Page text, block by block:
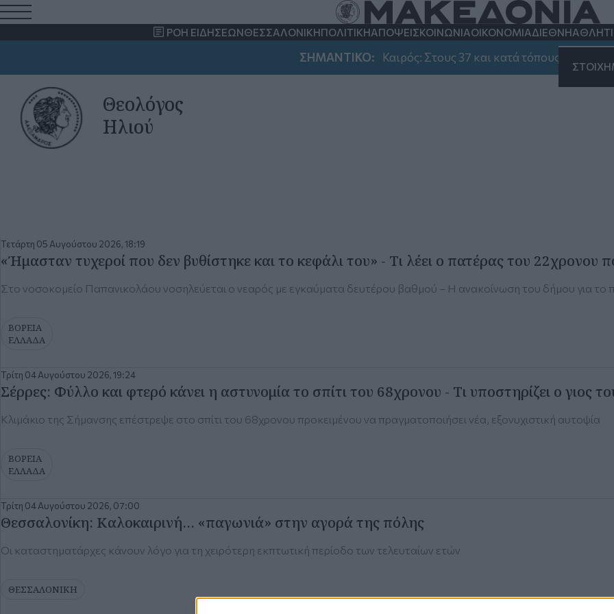
ΡΟΗ ΕΙΔΗΣΕΩΝΘΕΣΣΑΛΟΝΙΚΗΠΟΛΙΤΙΚΗΑΠΟΨΕΙΣΚΟΙΝΩΝΙΑΟΙΚΟΝΟΜΙΑΔΙΕΘΝΗ
ΣΗΜΑΝΤΙΚΟ: Καιρός: Στους 37 και κατά τόπους 39
Θεολόγος
Ηλιού
Τετάρτη 05 Αυγούστου 2026, 18:19
«Ήμασταν τυχεροί που δεν βυθίστηκε και το κεφάλι του» - Τι λέει ο πατέρας του
Στο νοσοκομείο Παπανικολάου νοσηλεύεται ο νεαρός με εγκαύματα δευτέρου βαθμού – Η ανακοίνωση του δήμου για το
ΒΟΡΕΙΑ
ΕΛΛΑΔΑ
Τρίτη 04 Αυγούστου 2026, 19:24
Σέρρες: Φύλλο και φτερό κάνει η αστυνομία το σπίτι του 68χρονου - Τι υποστηρίζει ο γιος
Κλιμάκιο της Σήμανσης επέστρεψε στο σπίτι του 68χρονου προκειμένου να πραγματοποιήσει νέα, εξονυχιστική αυτοψία
ΒΟΡΕΙΑ
ΕΛΛΑΔΑ
Τρίτη 04 Αυγούστου 2026, 07:00
Θεσσαλονίκη: Καλοκαιρινή… «παγωνιά» στην αγορά της πόλης
Οι καταστηματάρχες κάνουν λόγο για τη χειρότερη εκπτωτική περίοδο των τελευταίων ετών
ΘΕΣΣΑΛΟΝΙΚΗ